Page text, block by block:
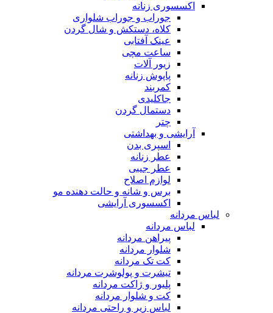
اکسسوری زنانه
جوراب و جوراب شلواری
کلاه، دستکش و شال گردن
عینک آفتابی
ساعت مچی
زیور آلات
پاپوش زنانه
کمربند
جاکلیدی
دستمال گردن
چتر
آرایشی و بهداشتی
اسپری بدن
عطر زنانه
عطر جیبی
لوازم اصلاح
برس و شانه و حالت دهنده مو
اکسسوری آرایشی
لباس مردانه
لباس مردانه
پیراهن مردانه
شلوار مردانه
کت تک مردانه
تیشرت و پولوشرت مردانه
پلیور و ژاکت مردانه
کت و شلوار مردانه
لباس زیر و راحتی مردانه